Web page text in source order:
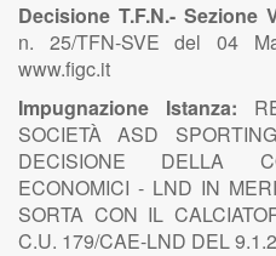
Decisione T.F.N.- Sezione
n. 25/TFN-SVE del 04
www.figc.it
Impugnazione Istanza:
SOCIETÀ ASD
DECISIONE DELLA
ECONOMICI - LND IN
SORTA CON IL
C.U. 179/CAE-LND DEL